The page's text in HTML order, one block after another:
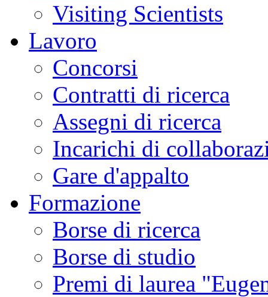
Visiting Scientists
Lavoro
Concorsi
Contratti di ricerca
Assegni di ricerca
Incarichi di
Gare d'appalto
Formazione
Borse di ricerca
Borse di studio
Premi di laurea